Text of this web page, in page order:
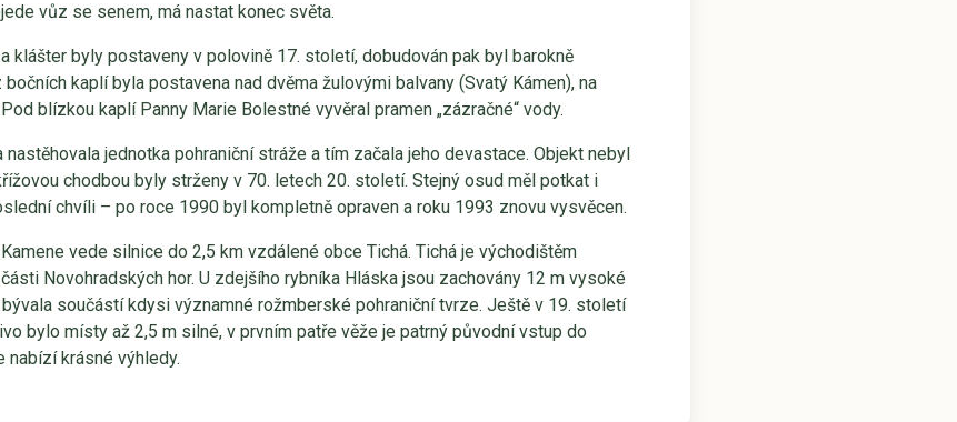
vůz se senem, má nastat konec světa.
klášter byly postaveny v polovině 17. století, dobudován pak byl barokně
kaplí byla postavena nad dvěma žulovými balvany (Svatý Kámen), na
blízkou kaplí Panny Marie Bolestné vyvěral pramen „zázračné“ vody.
jednotka pohraniční stráže a tím začala jeho devastace. Objekt nebyl
chodbou byly strženy v 70. letech 20. století. Stejný osud měl potkat i
chvíli – po roce 1990 byl kompletně opraven a roku 1993 znovu vysvěcen.
vede silnice do 2,5 km vzdálené obce Tichá. Tichá je východištěm
Novohradských hor. U zdejšího rybníka Hláska jsou zachovány 12 m vysoké
součástí kdysi významné rožmberské pohraniční tvrze. Ještě v 19. století
bylo místy až 2,5 m silné, v prvním patře věže je patrný původní vstup do
nabízí krásné výhledy.